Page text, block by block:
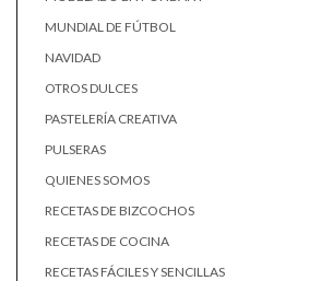
MUNDIAL DE FÚTBOL
NAVIDAD
OTROS DULCES
PASTELERÍA CREATIVA
PULSERAS
QUIENES SOMOS
RECETAS DE BIZCOCHOS
RECETAS DE COCINA
RECETAS FÁCILES Y SENCILLAS